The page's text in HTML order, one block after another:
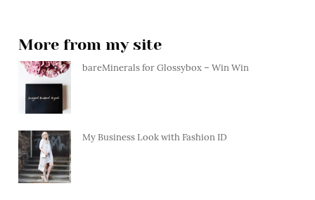
More from my site
bareMinerals for Glossybox – Win Win
My Business Look with Fashion ID